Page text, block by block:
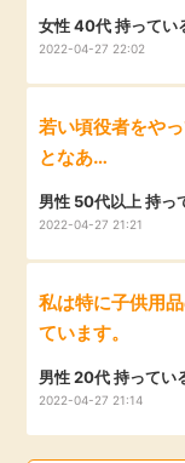
女性 40代 持ってい
2022-04-27 22:02
若い頃役者をや
となあ…
男性 50代以上 持っ
2022-04-27 21:21
私は特に子供用
ています。
男性 20代 持ってい
2022-04-27 21:14